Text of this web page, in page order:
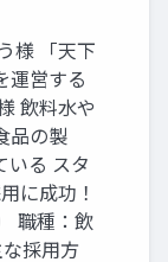
様 「天下
運営する
飲料水や
品の製
いる スタ
に成功！
職種：飲
採用方